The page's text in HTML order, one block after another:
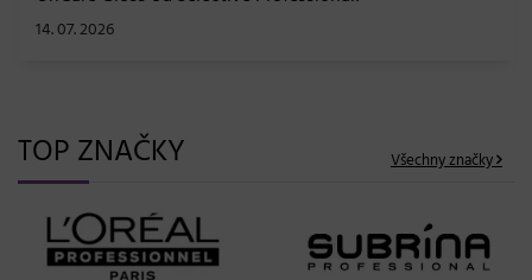
TOP ZNAČKY Všechny značky